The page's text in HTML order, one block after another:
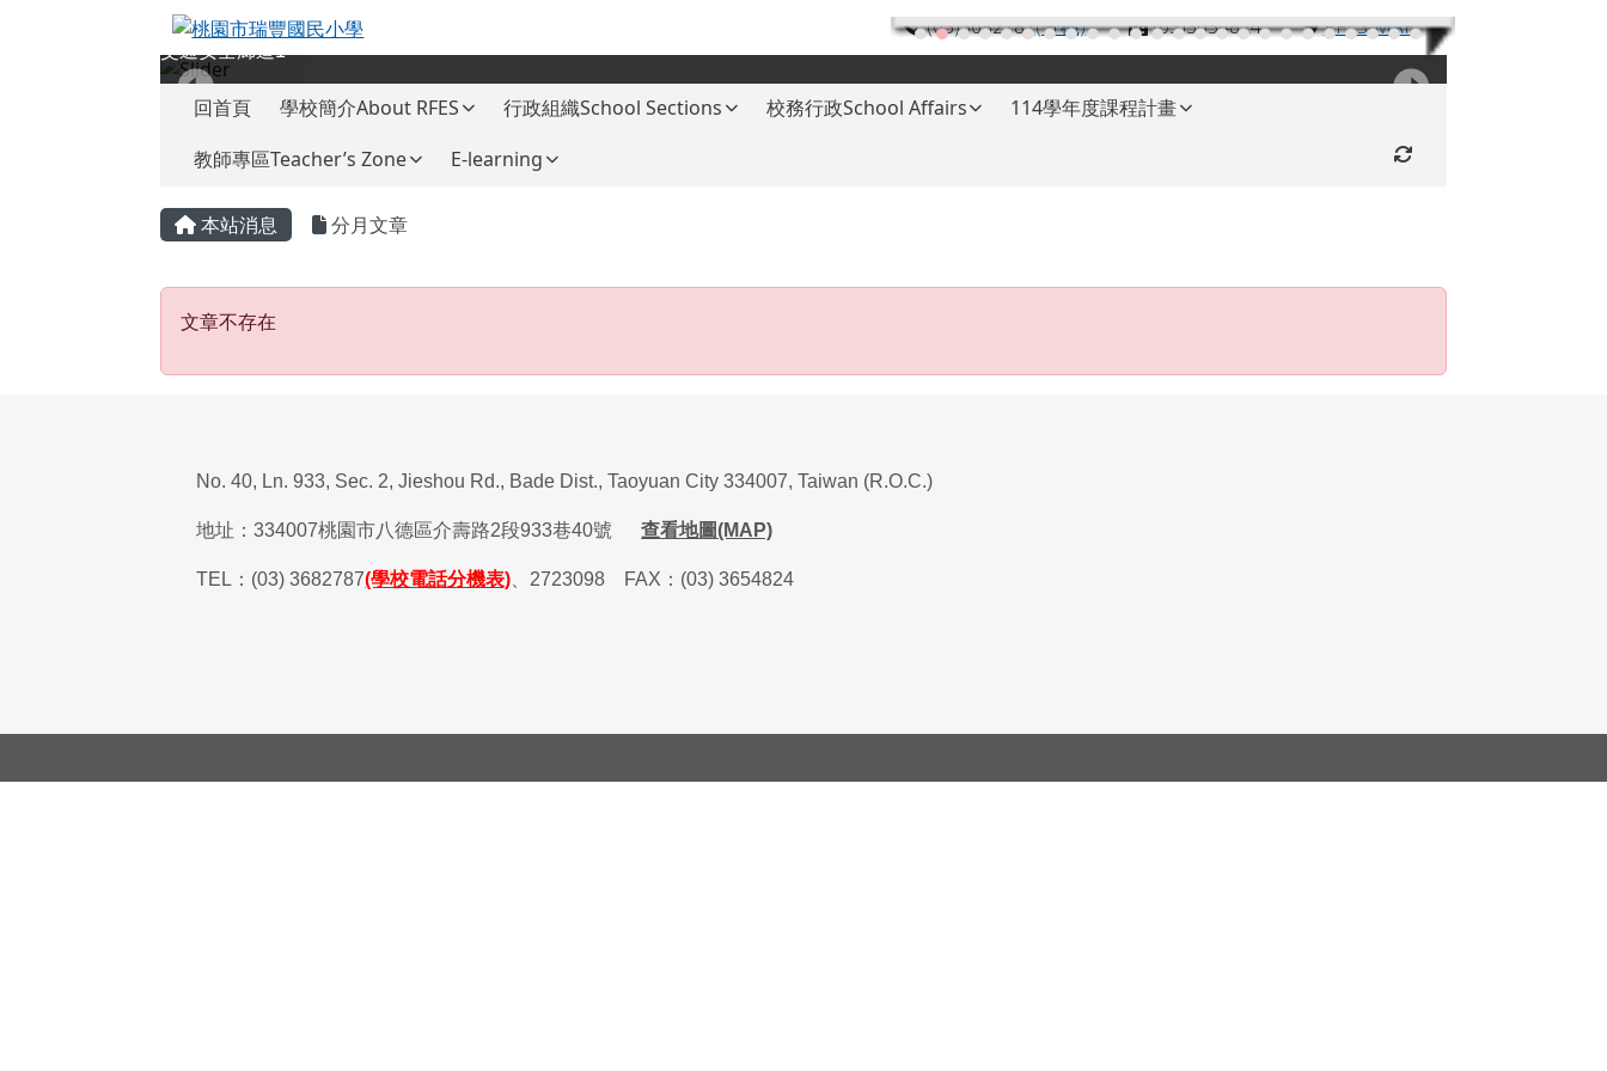
桃園市瑞豐國民小學 (03)3682787(分機) (03)3654824 RFES-MAP
交通安全廊道1
回首頁 學校簡介About RFES 行政組織School Sections 校務行政School Affairs
114學年度課程計畫
教師專區Teacher’s Zone
E-learning 重新取得佈景設定
主內容區域
本站消息 分月文章
文章不存在
文章不存在
No. 40, Ln. 933, Sec. 2, Jieshou Rd., Bade Dist., Taoyuan City 334007, Taiwan (R.O.C.)
地址：334007桃園市八德區介壽路2段933巷40號 查看地圖(MAP)
TEL ： (03) 3682787(學校電話分機表) 2723098 FAX ： (03) 3654824